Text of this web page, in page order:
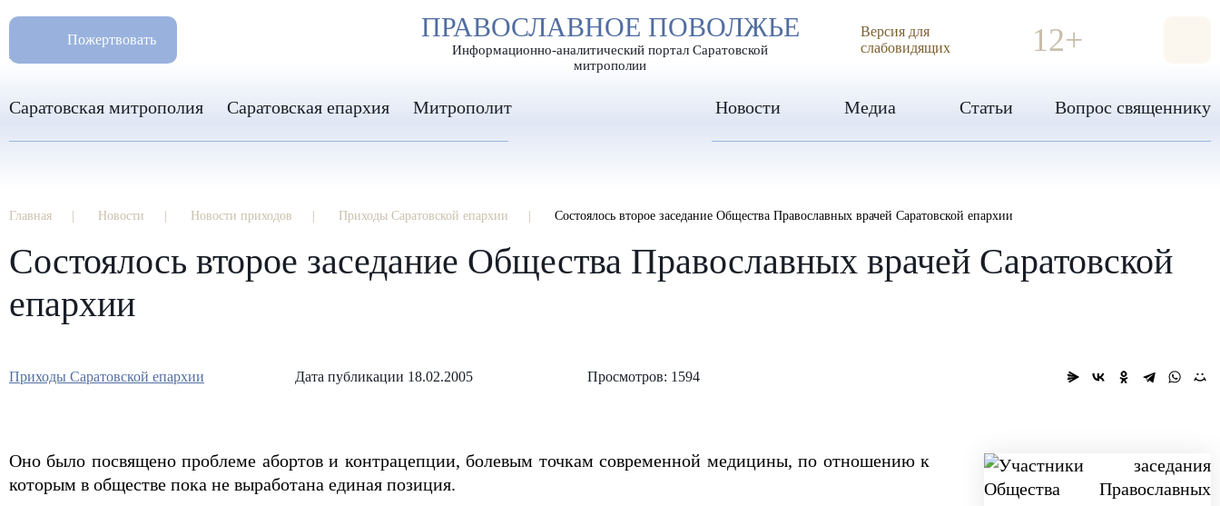
РАЗМЕР ШРИФТА А А А ИЗОБРАЖЕНИЯ
ПРАВОСЛАВНОЕ ПОВОЛЖЬЕ
Информационно-аналитический портал Саратовской
митрополии
Пожертвовать
8 960 346 31 04
info-sar@mail.ru
Версия для
слабовидящих
12+
Саратовская митрополия Саратовская епархия Митрополит Новости Медиа Статьи Вопрос священнику
Главная Новости Новости приходов Приходы Саратовской епархии Состоялось второе заседание Общества Православных врачей Саратовской епархии
Состоялось второе заседание Общества Православных врачей Саратовской
епархии
Приходы Саратовской епархии Дата публикации 18.02.2005 Просмотров: 1594
Оно было посвящено проблеме абортов и контрацепции, болевым точкам современной медицины, по отношению к
которым в обществе пока не выработана единая позиция.